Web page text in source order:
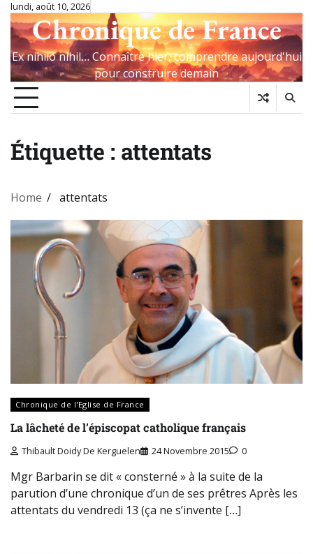
Skip
content
lundi, août 10, 2026
Chronique de France
Ex nihilo nihil… Connaître hier, comprendre aujourd'hui
pour construire demain
Étiquette : attentats
Home attentats
Chronique de l'Eglise de France
La lâcheté de l’épiscopat catholique français
Thibault Doidy De Kerguelen 24 Novembre 2015 0
Mgr Barbarin se dit « consterné » à la suite de la
parution d’une chronique d’un de ses prêtres Après les
attentats du vendredi 13 (ça ne s’invente […]